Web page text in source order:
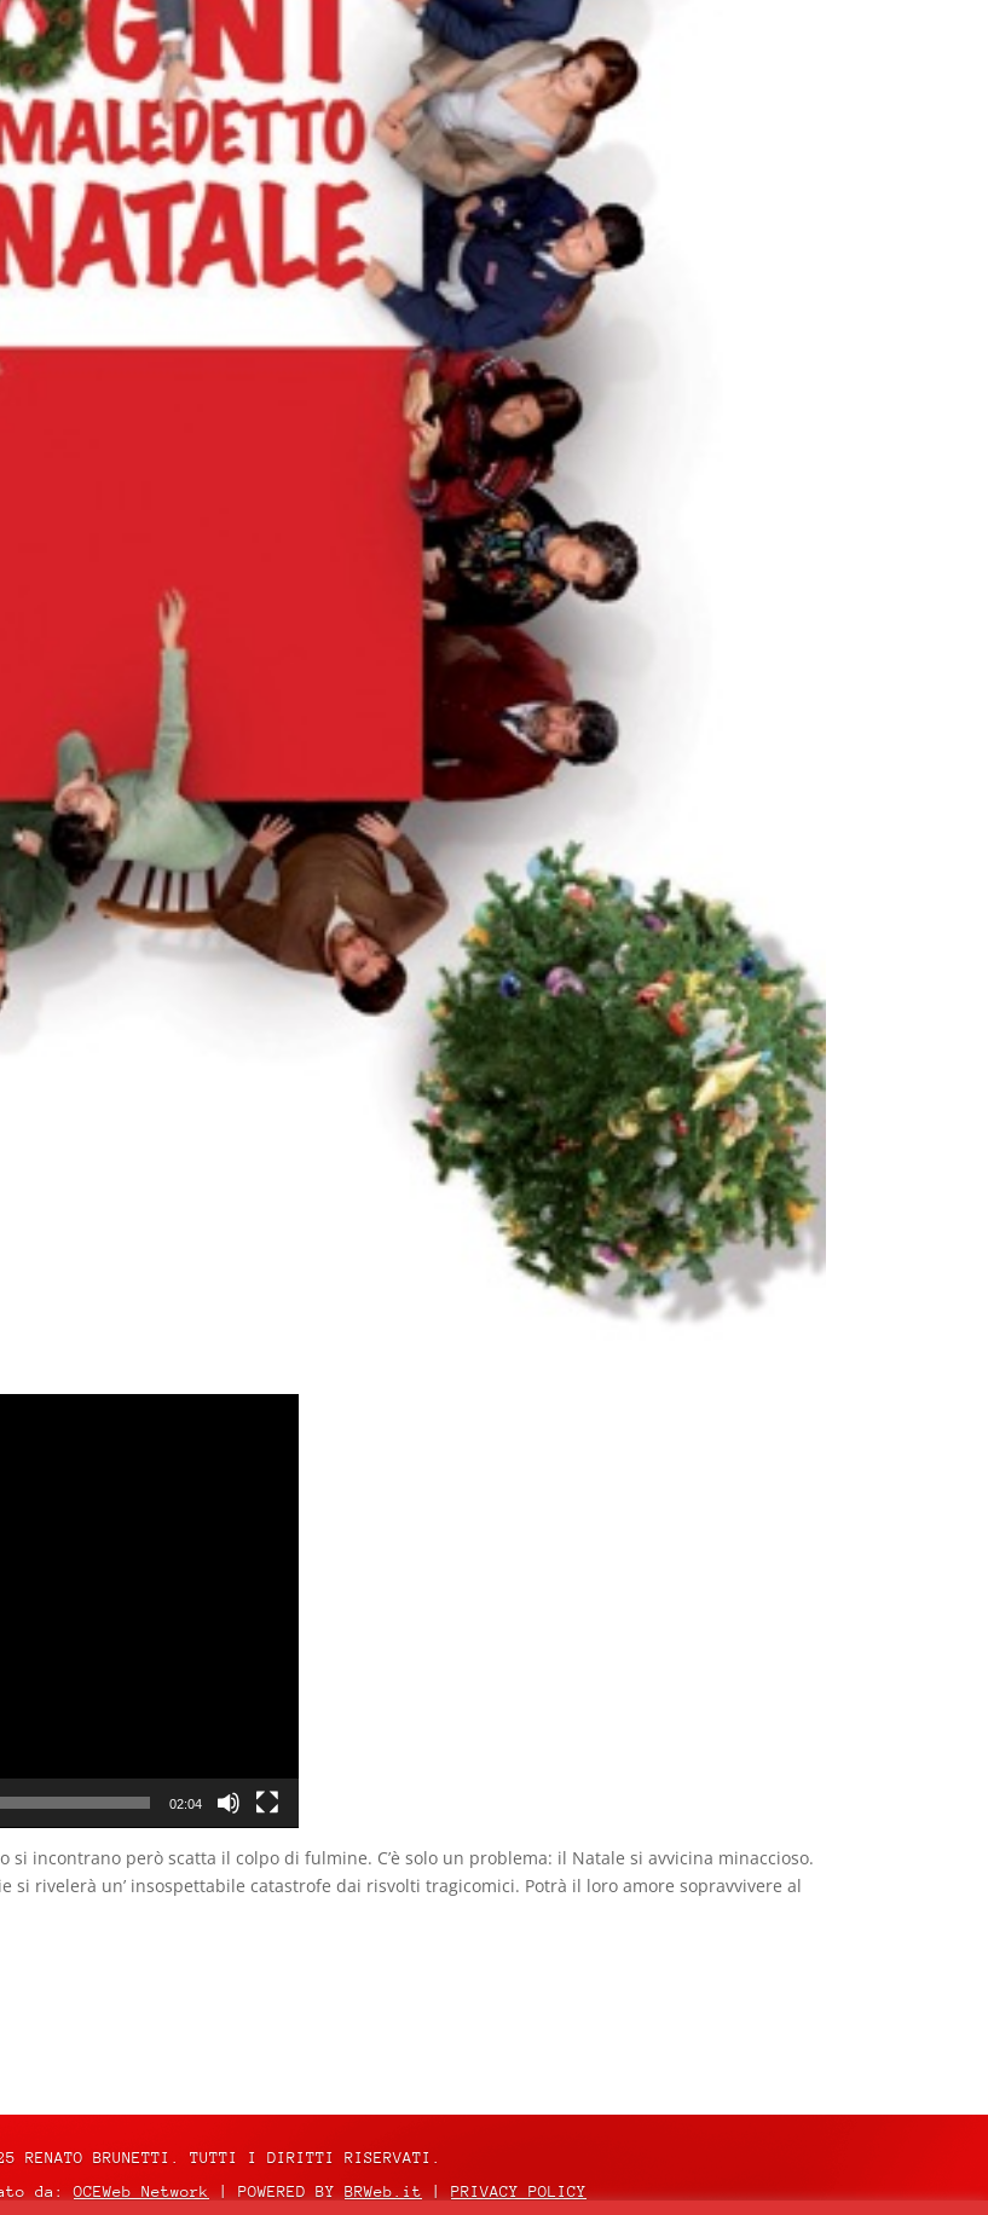
02:04
incontrano però scatta il colpo di fulmine. C’è solo un problema: il Natale si avvicina minaccioso.
si rivelerà un’ insospettabile catastrofe dai risvolti tragicomici. Potrà il loro amore sopravvivere al
RENATO BRUNETTI. TUTTI I DIRITTI RISERVATI.
da:OCEWeb Network | POWERED BY BRWeb.it | PRIVACY POLICY